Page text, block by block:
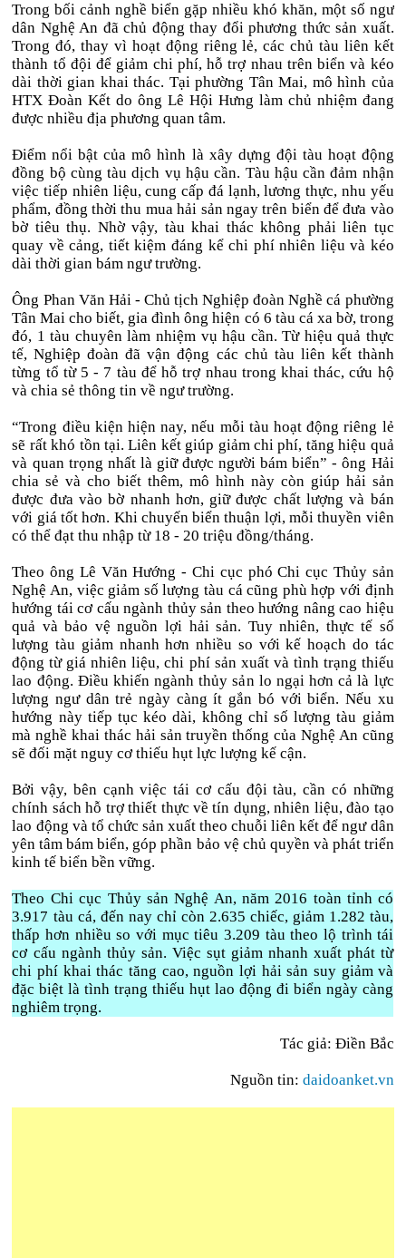
Trong bối cảnh nghề biển gặp nhiều khó khăn, một số ngư
dân Nghệ An đã chủ động thay đổi phương thức sản xuất.
Trong đó, thay vì hoạt động riêng lẻ, các chủ tàu liên kết
thành tổ đội để giảm chi phí, hỗ trợ nhau trên biển và kéo
dài thời gian khai thác. Tại phường Tân Mai, mô hình của
HTX Đoàn Kết do ông Lê Hội Hưng làm chủ nhiệm đang
được nhiều địa phương quan tâm.
Điểm nổi bật của mô hình là xây dựng đội tàu hoạt động
đồng bộ cùng tàu dịch vụ hậu cần. Tàu hậu cần đảm nhận
việc tiếp nhiên liệu, cung cấp đá lạnh, lương thực, nhu yếu
phẩm, đồng thời thu mua hải sản ngay trên biển để đưa vào
bờ tiêu thụ. Nhờ vậy, tàu khai thác không phải liên tục
quay về cảng, tiết kiệm đáng kể chi phí nhiên liệu và kéo
dài thời gian bám ngư trường.
Ông Phan Văn Hải - Chủ tịch Nghiệp đoàn Nghề cá phường
Tân Mai cho biết, gia đình ông hiện có 6 tàu cá xa bờ, trong
đó, 1 tàu chuyên làm nhiệm vụ hậu cần. Từ hiệu quả thực
tế, Nghiệp đoàn đã vận động các chủ tàu liên kết thành
từng tổ từ 5 - 7 tàu để hỗ trợ nhau trong khai thác, cứu hộ
và chia sẻ thông tin về ngư trường.
“Trong điều kiện hiện nay, nếu mỗi tàu hoạt động riêng lẻ
sẽ rất khó tồn tại. Liên kết giúp giảm chi phí, tăng hiệu quả
và quan trọng nhất là giữ được người bám biển” - ông Hải
chia sẻ và cho biết thêm, mô hình này còn giúp hải sản
được đưa vào bờ nhanh hơn, giữ được chất lượng và bán
với giá tốt hơn. Khi chuyến biển thuận lợi, mỗi thuyền viên
có thể đạt thu nhập từ 18 - 20 triệu đồng/tháng.
Theo ông Lê Văn Hướng - Chi cục phó Chi cục Thủy sản
Nghệ An, việc giảm số lượng tàu cá cũng phù hợp với định
hướng tái cơ cấu ngành thủy sản theo hướng nâng cao hiệu
quả và bảo vệ nguồn lợi hải sản. Tuy nhiên, thực tế số
lượng tàu giảm nhanh hơn nhiều so với kế hoạch do tác
động từ giá nhiên liệu, chi phí sản xuất và tình trạng thiếu
lao động. Điều khiến ngành thủy sản lo ngại hơn cả là lực
lượng ngư dân trẻ ngày càng ít gắn bó với biển. Nếu xu
hướng này tiếp tục kéo dài, không chỉ số lượng tàu giảm
mà nghề khai thác hải sản truyền thống của Nghệ An cũng
sẽ đối mặt nguy cơ thiếu hụt lực lượng kế cận.
Bởi vậy, bên cạnh việc tái cơ cấu đội tàu, cần có những
chính sách hỗ trợ thiết thực về tín dụng, nhiên liệu, đào tạo
lao động và tổ chức sản xuất theo chuỗi liên kết để ngư dân
yên tâm bám biển, góp phần bảo vệ chủ quyền và phát triển
kinh tế biển bền vững.
Theo Chi cục Thủy sản Nghệ An, năm 2016 toàn tỉnh có
3.917 tàu cá, đến nay chỉ còn 2.635 chiếc, giảm 1.282 tàu,
thấp hơn nhiều so với mục tiêu 3.209 tàu theo lộ trình tái
cơ cấu ngành thủy sản. Việc sụt giảm nhanh xuất phát từ
chi phí khai thác tăng cao, nguồn lợi hải sản suy giảm và
đặc biệt là tình trạng thiếu hụt lao động đi biển ngày càng
nghiêm trọng.
Tác giả: Điền Bắc
Nguồn tin: daidoanket.vn